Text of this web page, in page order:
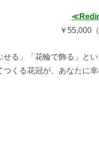
￥55,000
る」「花輪で飾る」とい
くる花冠が、あなたに